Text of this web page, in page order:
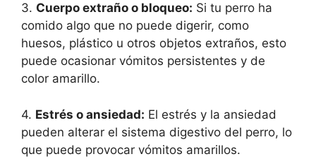
3. Cuerpo extraño o bloqueo: Si tu perro ha
comido algo que no puede digerir, como
huesos, plástico u otros objetos extraños, esto
puede ocasionar vómitos persistentes y de
color amarillo.
4. Estrés o ansiedad: El estrés y la ansiedad
pueden alterar el sistema digestivo del perro, lo
que puede provocar vómitos amarillos.